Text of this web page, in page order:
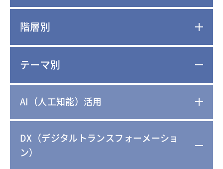
階層別
テーマ別
AI（人工知能）活用
DX（デジタルトランスフォーメーショ
ン）